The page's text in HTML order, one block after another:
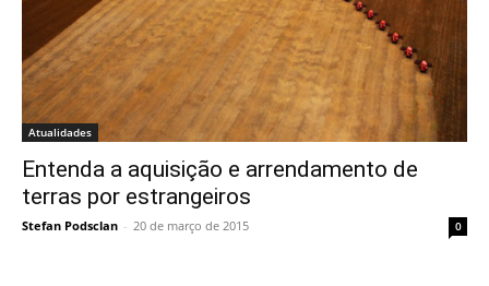
Atualidades
Entenda a aquisição e arrendamento de
terras por estrangeiros
Stefan Podsclan - 20 de março de 2015 0